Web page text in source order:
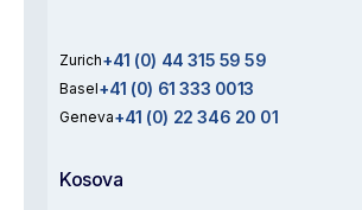
Zurich+41 (0) 44 315 59 59
Basel+41 (0) 61 333 0013
Geneva+41 (0) 22 346 20 01
Kosova